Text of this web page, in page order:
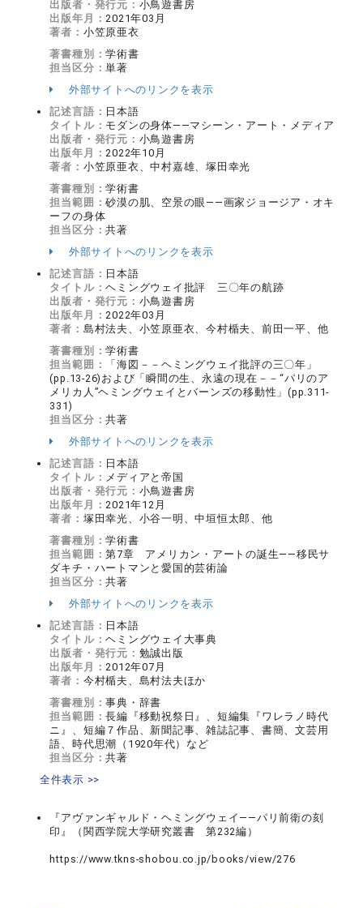
出版者・発行元： 小鳥遊書房
出版年月：2021年03月
著者： 小笠原亜衣
著書種別：学術書
担当区分：単著
外部サイトへのリンクを表示
記述言語： 日本語
タイトル： モダンの身体――マシーン・アート・メディア
出版者・発行元： 小鳥遊書房
出版年月：2022年10月
著者： 小笠原亜衣、中村嘉雄、塚田幸光
著書種別：学術書
担当範囲：砂漠の肌、空景の眼――画家ジョージア・オキ
ーフの身体
担当区分：共著
外部サイトへのリンクを表示
記述言語： 日本語
タイトル：ヘミングウェイ批評 三〇年の航跡
出版者・発行元： 小鳥遊書房
出版年月：2022年03月
著者： 島村法夫、小笠原亜衣、今村楯夫、前田一平、他
著書種別：学術書
担当範囲：
「海図－－ヘミングウェイ批評の三〇年」
(pp.13-26)および「瞬間の生、永遠の現在－－“パリのア
メリカ人”ヘミングウェイとバーンズの移動性」(pp.311-
331)
担当区分：共著
外部サイトへのリンクを表示
記述言語： 日本語
タイトル： メディアと帝国
出版者・発行元： 小鳥遊書房
出版年月：2021年12月
著者： 塚田幸光、小谷一明、中垣恒太郎、他
著書種別：学術書
担当範囲：第7章 アメリカン・アートの誕生――移民サ
ダキチ・ハートマンと愛国的芸術論
担当区分：共著
外部サイトへのリンクを表示
記述言語： 日本語
タイトル：ヘミングウェイ大事典
出版者・発行元： 勉誠出版
出版年月：2012年07月
著者： 今村楯夫、島村法夫ほか
著書種別：事典・辞書
担当範囲：長編『移動祝祭日』、短編集『ワレラノ時代
ニ』、短編７作品、新聞記事、雑誌記事、書簡、文芸用
語、時代思潮（1920年代）など
担当区分：共著
全件表示 >>
『アヴァンギャルド・ヘミングウェイ――パリ前衛の刻
印』（関西学院大学研究叢書 第232編）
https://www.tkns-shobou.co.jp/books/view/276